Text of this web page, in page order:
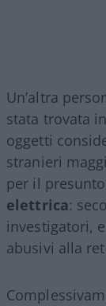
Un’altra
stata trovata
oggetti
stranieri
per il presunto
elettrica:
investigatori,
abusivi alla